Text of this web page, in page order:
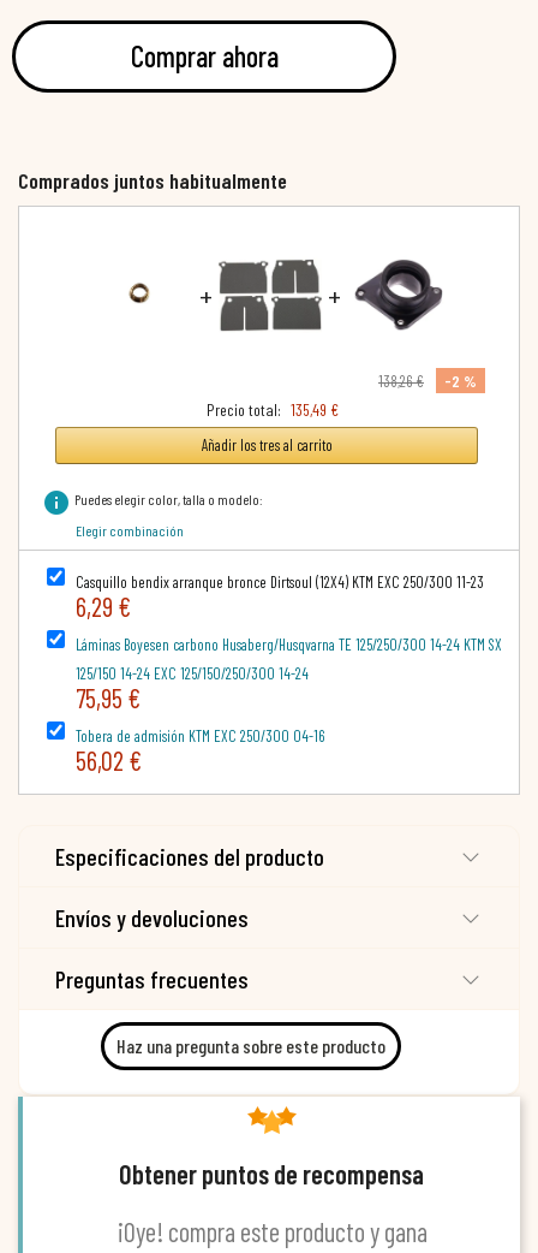
Comprar ahora
Comprados juntos habitualmente
+ +
138,26 €
-2 %
Precio total: 135,49 €
Añadir los tres al carrito
info Puedes elegir color, talla o modelo:
Elegir combinación
Casquillo bendix arranque bronce Dirtsoul (12X4) KTM EXC 250/300 11-23
6,29 €
Láminas Boyesen carbono Husaberg/Husqvarna TE 125/250/300 14-24 KTM SX
125/150 14-24 EXC 125/150/250/300 14-24
75,95 €
Tobera de admisión KTM EXC 250/300 04-16
56,02 €
Especificaciones del producto
Envíos y devoluciones
Preguntas frecuentes
Haz una pregunta sobre este producto
Obtener puntos de recompensa
¡Oye! compra este producto y gana